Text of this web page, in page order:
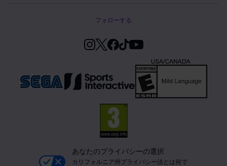
フォローする
あなたのプライバシーの選択
カリフォルニア州プライバシー法とは何で